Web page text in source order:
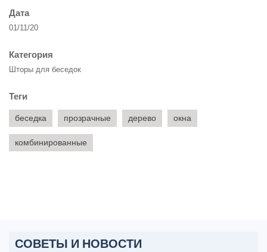
Дата
01/11/20
Категория
Шторы для беседок
Теги
беседка прозрачные дерево окна
комбинированные
СОВЕТЫ И НОВОСТИ